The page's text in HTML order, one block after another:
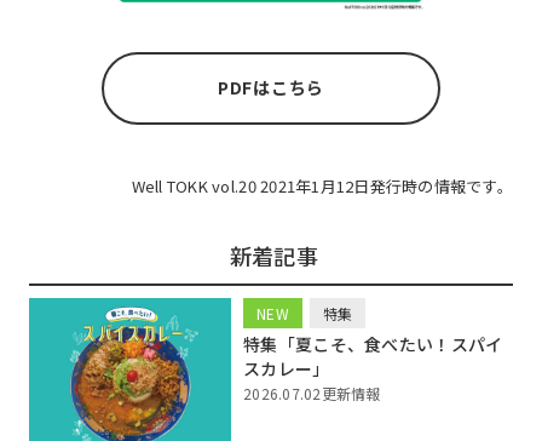
PDFはこちら
Well TOKK vol.20 2021年1月12日発行時の情報です。
新着記事
NEW 特集
特集「夏こそ、食べたい！スパイ
スカレー」
2026.07.02更新情報